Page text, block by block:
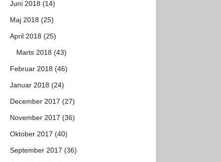
Juni 2018 (14)
Maj 2018 (25)
April 2018 (25)
Marts 2018 (43)
Februar 2018 (46)
Januar 2018 (24)
December 2017 (27)
November 2017 (36)
Oktober 2017 (40)
September 2017 (36)